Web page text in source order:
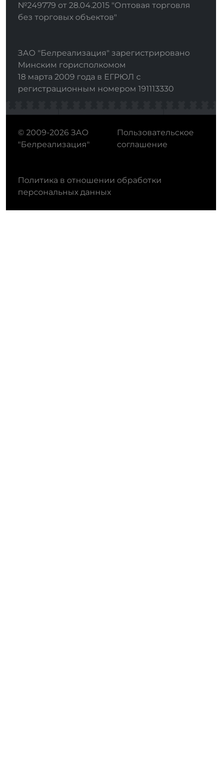
№249779 от 28.04.2015 "Оптовая торговля
без торговых объектов"
ЗАО "Белреализация" зарегистрировано
Минским горисполкомом
18 марта 2009 года в ЕГРЮЛ с
регистрационным номером 191113330
© 2009-2026 ЗАО
"Белреализация"
Пользовательское
соглашение
Политика в отношении обработки
персональных данных